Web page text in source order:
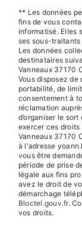
** Les données
fins de vous
informatisé. Elles
ses sous-traitants
Les données
destinataires
Vanneaux 37170
Vous disposez de
portabilité, de
consentement à
réclamation
d’organiser le
exercer ces
Vanneaux 37170
à l'adresse
vous être
période de prise
légale aux fins
avez le droit de
démarchage
Bloctel.gouv.fr.
vos droits.